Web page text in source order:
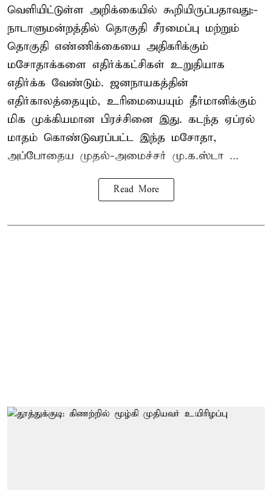
வெளியிட்டுள்ள அறிக்கையில் கூறியிருப்பதாவது:-
நாடாளுமன்றத்தில் தொகுதி சீரமைப்பு மற்றும்
தொகுதி எண்ணிக்கையை அதிகரிக்கும்
மசோதாக்களை எதிர்க்கட்சிகள் உறுதியாக
எதிர்க்க வேண்டும். ஜனநாயகத்தின்
எதிர்காலத்தையும், உரிமையையும் தீர்மானிக்கும்
மிக முக்கியமான பிரச்சினை இது. கடந்த ஏப்ரல்
மாதம் கொண்டுவரப்பட்ட இந்த மசோதா,
அப்போதைய முதல்-அமைச்சர் மு.க.ஸ்டா ...
Read More